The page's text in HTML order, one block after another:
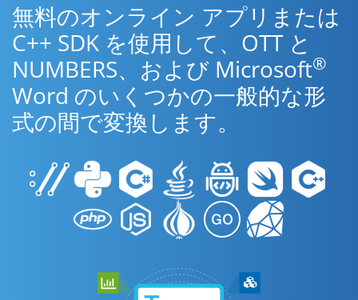
無料のオンライン アプリまたは
C++ SDK を使用して、OTT と
NUMBERS、および Microsoft®
Word のいくつかの一般的な形
式の間で変換します。